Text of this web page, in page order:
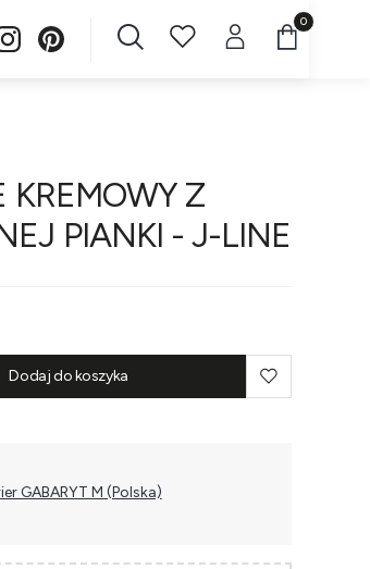
Produkty w
KREMOWY Z
PIANKI - J-LINE
Dodaj do koszyka
GABARYT M (Polska)